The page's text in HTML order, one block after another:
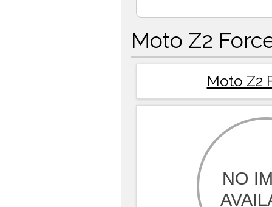
Moto Z2
Moto Z2